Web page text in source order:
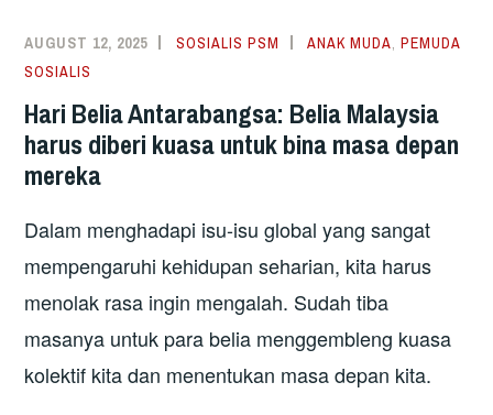
AUGUST 12, 2025 SOSIALIS PSM ANAK MUDA,PEMUDA
SOSIALIS
Hari Belia Antarabangsa: Belia Malaysia
harus diberi kuasa untuk bina masa depan
mereka
Dalam menghadapi isu-isu global yang sangat
mempengaruhi kehidupan seharian, kita harus
menolak rasa ingin mengalah. Sudah tiba
masanya untuk para belia menggembleng kuasa
kolektif kita dan menentukan masa depan kita.